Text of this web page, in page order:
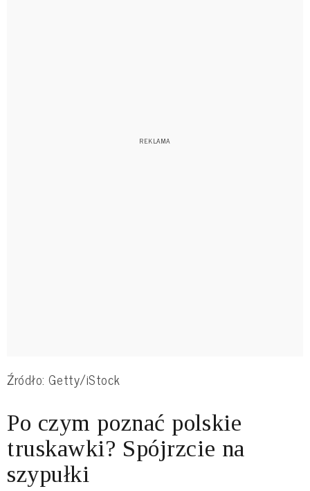
Źródło: Getty/iStock
Po czym poznać polskie
truskawki? Spójrzcie na
szypułki